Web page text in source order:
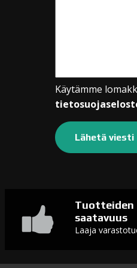
Käytämme
Tuotteiden
saatavuus
Laaja